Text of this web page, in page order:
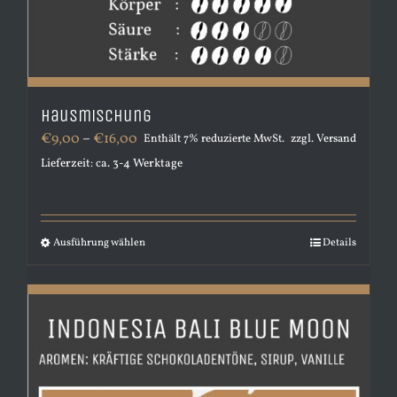
Hausmischung
€9,00 – €16,00 Preisspanne:
€9,00
€16,00
Enthält 7% reduzierte MwSt. zzgl.Versand
Lieferzeit: ca. 3-4 Werktage
Ausführung wählenDieses
weist
mehrere
Varianten
auf.
Die
Details